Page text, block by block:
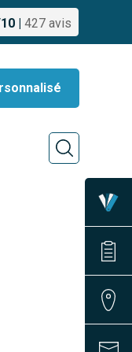
10 | 427 avis